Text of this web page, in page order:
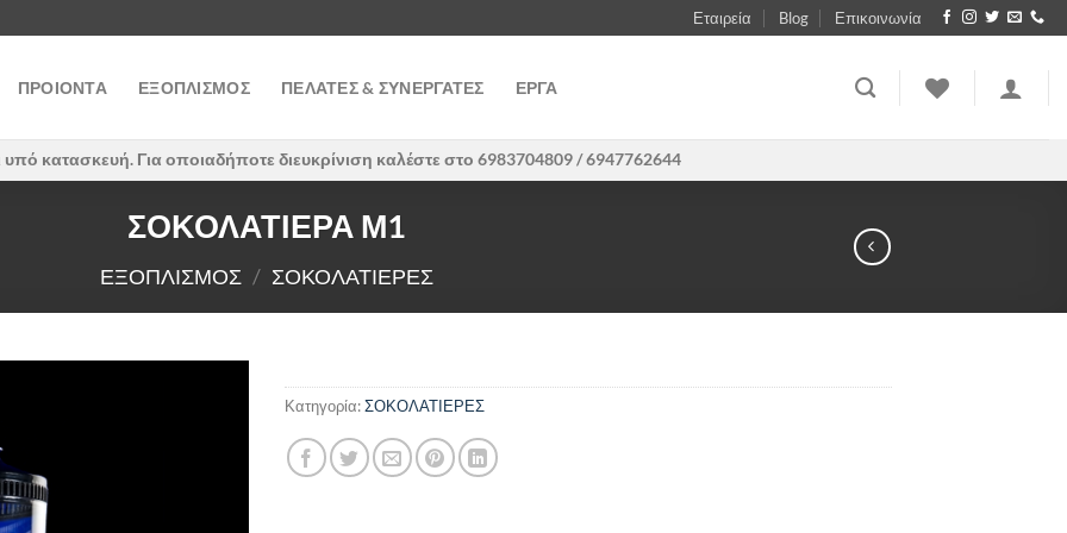
Εταιρεία Blog Επικοινωνία
ΠΡΟΙΟΝΤΑ ΕΞΟΠΛΙΣΜΟΣ ΠΕΛΑΤΕΣ & ΣΥΝΕΡΓΑΤΕΣ ΕΡΓΑ
υπό κατασκευή. Για οποιαδήποτε διευκρίνιση καλέστε στο 6983704809 / 6947762644
ΣΟΚΟΛΑΤΙΕΡΑ Μ1
ΕΞΟΠΛΙΣΜΟΣ / ΣΟΚΟΛΑΤΙΕΡΕΣ
Κατηγορία:ΣΟΚΟΛΑΤΙΕΡΕΣ